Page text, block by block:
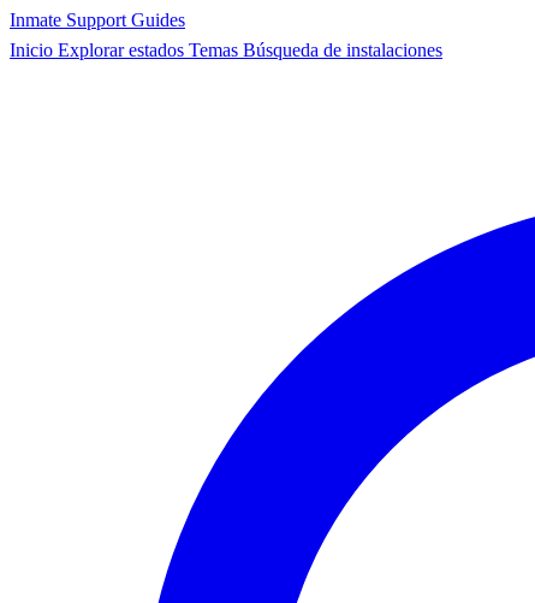
Inmate Support Guides
Inicio Explorar estados Temas Búsqueda de instalaciones